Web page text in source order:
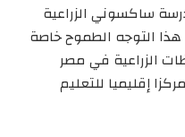
ساكسوني الزراعية
هذا التوجه الطموح خاصة
الزراعية في مصر
إقليميا للتعليم